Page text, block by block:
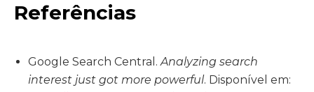
Referências
Google Search Central.Analyzing search
interest just got more powerful. Disponível em: